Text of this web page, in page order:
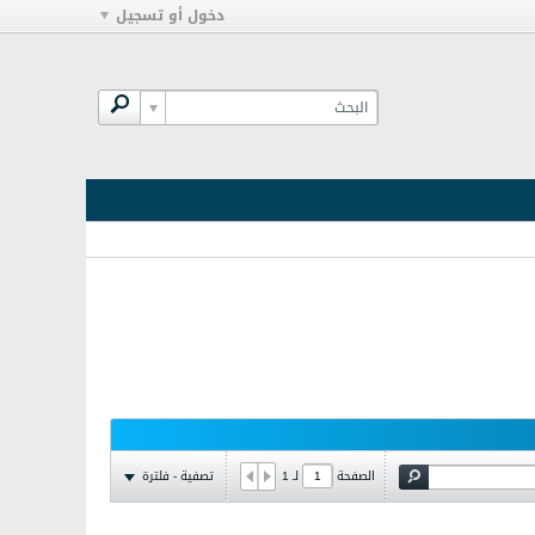
دخول أو تسجيل
الصفحة لـ1 تصفية - فلترة